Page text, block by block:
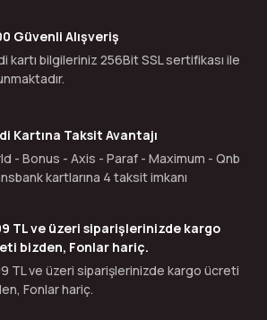
Güvenli Alışveriş
kartı bilgileriniz 256Bit SSL sertifikası ile
Kartına Taksit Avantajı
- Bonus - Axis - Paraf - Maximum - Qnb
kartlarına 4 taksit imkanı
TL ve üzeri siparişlerinizde kargo
bizden, Fonlar hariç.
TL ve üzeri siparişlerinizde kargo ücreti
Fonlar hariç.